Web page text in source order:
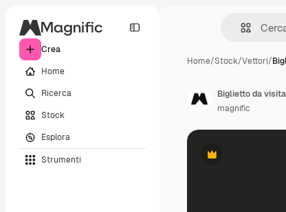
Crea
Home
Ricerca
Stock
Esplora
Strumenti
Home/Stock/Vettori/
Premium
Biglietto da
magnific